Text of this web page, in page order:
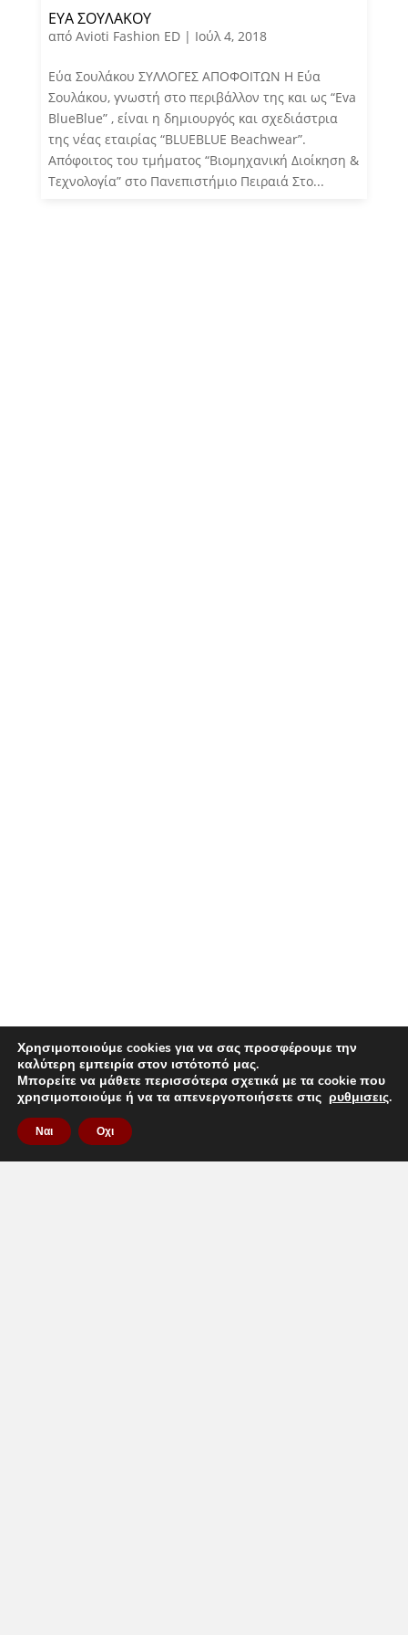
ΕΎΑ ΣΟΥΛΆΚΟΥ
από Avioti Fashion ED| Ιούλ 4, 2018
Εύα Σουλάκου ΣΥΛΛΟΓΕΣ ΑΠΟΦΟΙΤΩΝ Η Εύα
Σουλάκου, γνωστή στο περιβάλλον της και ως “Eva
BlueBlue” , είναι η δημιουργός και σχεδιάστρια
της νέας εταιρίας “BLUEBLUE Beachwear”.
Απόφοιτος του τμήματος “Βιομηχανική Διοίκηση &
Τεχνολογία” στο Πανεπιστήμιο Πειραιά Στο...
Χρησιμοποιούμε cookies για να σας προσφέρουμε την
καλύτερη εμπειρία στον ιστότοπό μας.
Μπορείτε να μάθετε περισσότερα σχετικά με τα cookie που
χρησιμοποιούμε ή να τα απενεργοποιήσετε στις ρυθμισεις.
Ναι Οχι